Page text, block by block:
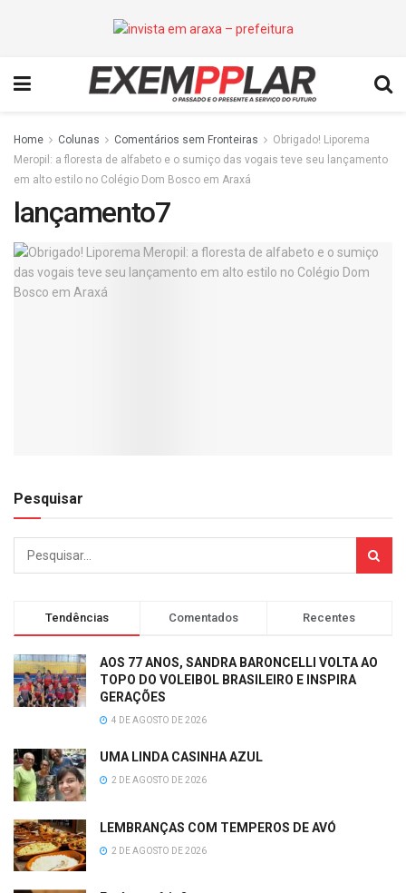
Home Colunas Comentários sem Fronteiras
Obrigado! Liporema
Meropil: a floresta de alfabeto e o sumiço das vogais teve seu lançamento
em alto estilo no Colégio Dom Bosco em Araxá
lançamento7
Pesquisar
Tendências Comentados Recentes
AOS 77 ANOS, SANDRA BARONCELLI VOLTA AO
TOPO DO VOLEIBOL BRASILEIRO E INSPIRA
GERAÇÕES
4 DE AGOSTO DE 2026
UMA LINDA CASINHA AZUL
2 DE AGOSTO DE 2026
LEMBRANÇAS COM TEMPEROS DE AVÓ
2 DE AGOSTO DE 2026